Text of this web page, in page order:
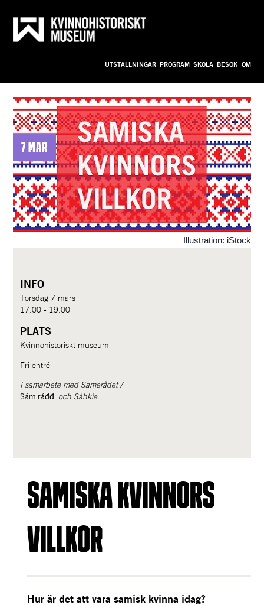
Till innehållet
UTSTÄLLNINGAR PROGRAM SKOLA BESÖK OM
bild_ny
Illustration: iStock
7 mar
INFO
Torsdag 7 mars
17.00 - 19.00
PLATS
Kvinnohistoriskt museum
Fri entré
I samarbete med Samerådet /
Sámiráđđi och Såhkie
Samiska kvinnors
villkor
Hur är det att vara samisk kvinna idag?